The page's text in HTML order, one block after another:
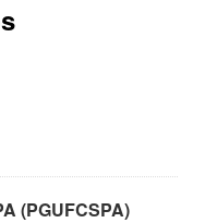
(PGUFCSPA)